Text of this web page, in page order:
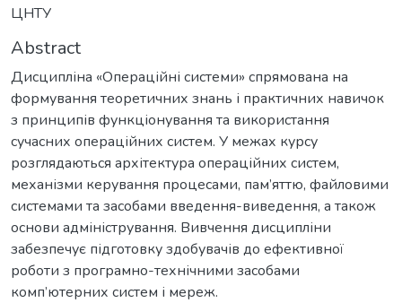
ЦНТУ
Abstract
Дисципліна «Операційні системи» спрямована на
формування теоретичних знань і практичних навичок
з принципів функціонування та використання
сучасних операційних систем. У межах курсу
розглядаються архітектура операційних систем,
механізми керування процесами, пам’яттю, файловими
системами та засобами введення-виведення, а також
основи адміністрування. Вивчення дисципліни
забезпечує підготовку здобувачів до ефективної
роботи з програмно-технічними засобами
комп’ютерних систем і мереж.